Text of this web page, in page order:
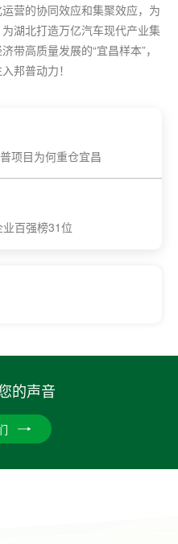
营的协同效应和集聚效应，为
湖北打造万亿汽车现代产业集
带高质量发展的“宜昌样本”，
邦普动力！
项目为何重仓宜昌
百强榜31位
的声音